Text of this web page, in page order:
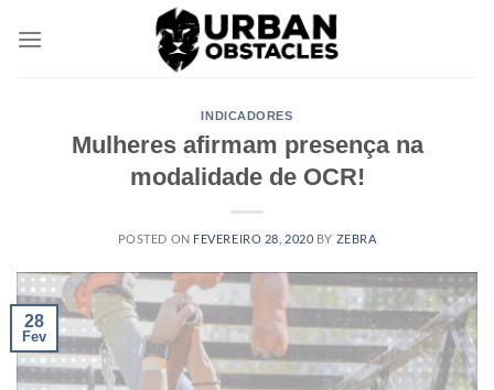
INDICADORES
Mulheres afirmam presença na
modalidade de OCR!
POSTED ON FEVEREIRO 28, 2020 BY ZEBRA
28
Fev